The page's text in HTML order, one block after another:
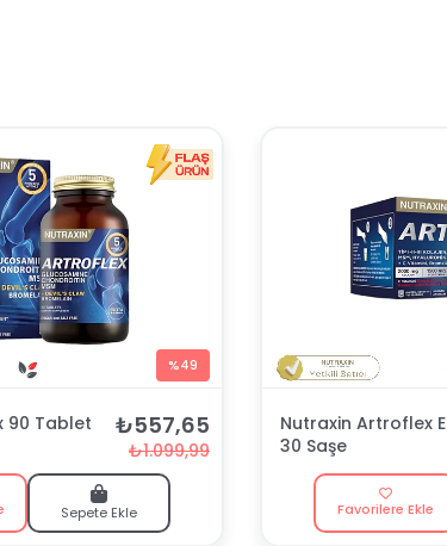
%49
90 Tablet ₺557,65
₺1.099,99
Sepete Ekle
Nutraxin Artroflex
30 Saşe
Favorilere Ekle